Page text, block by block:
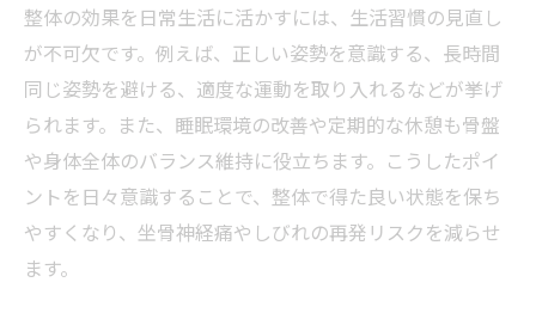
整体の効果を日常生活に活かすには、生活習慣の見直し
が不可欠です。例えば、正しい姿勢を意識する、長時間
同じ姿勢を避ける、適度な運動を取り入れるなどが挙げ
られます。また、睡眠環境の改善や定期的な休憩も骨盤
や身体全体のバランス維持に役立ちます。こうしたポイ
ントを日々意識することで、整体で得た良い状態を保ち
やすくなり、坐骨神経痛やしびれの再発リスクを減らせ
ます。